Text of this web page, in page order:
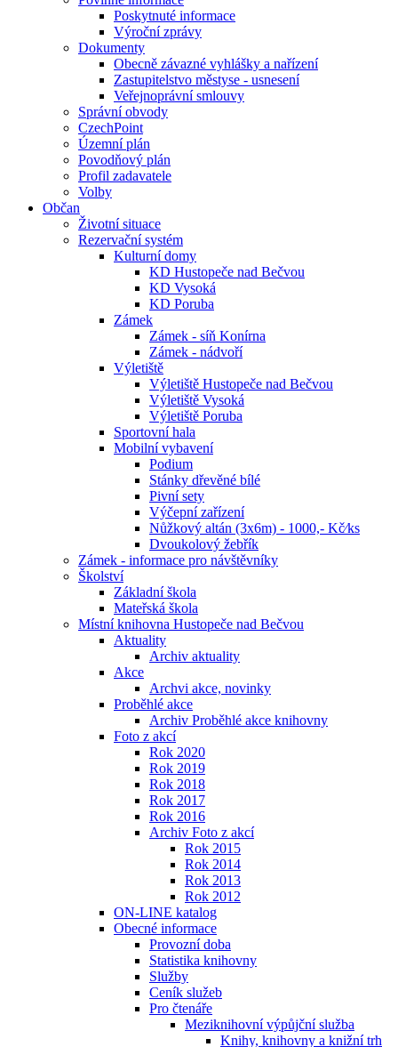
Poskytnuté informace
Výroční zprávy
Dokumenty
Obecně závazné vyhlášky a nařízení
Zastupitelstvo městyse - usnesení
Veřejnoprávní smlouvy
Správní obvody
CzechPoint
Územní plán
Povodňový plán
Profil zadavatele
Volby
Občan
Životní situace
Rezervační systém
Kulturní domy
KD Hustopeče nad Bečvou
KD Vysoká
KD Poruba
Zámek
Zámek - síň Konírna
Zámek - nádvoří
Výletiště
Výletiště Hustopeče nad Bečvou
Výletiště Vysoká
Výletiště Poruba
Sportovní hala
Mobilní vybavení
Podium
Stánky dřevěné bílé
Pivní sety
Výčepní zařízení
Nůžkový altán (3x6m) - 1000,- Kč⁄ks
Dvoukolový žebřík
Zámek - informace pro návštěvníky
Školství
Základní škola
Mateřská škola
Místní knihovna Hustopeče nad Bečvou
Aktuality
Archiv aktuality
Akce
Archvi akce, novinky
Proběhlé akce
Archiv Proběhlé akce knihovny
Foto z akcí
Rok 2020
Rok 2019
Rok 2018
Rok 2017
Rok 2016
Archiv Foto z akcí
Rok 2015
Rok 2014
Rok 2013
Rok 2012
ON-LINE katalog
Obecné informace
Provozní doba
Statistika knihovny
Služby
Ceník služeb
Pro čtenáře
Meziknihovní výpůjční služba
Knihy, knihovny a knižní trh